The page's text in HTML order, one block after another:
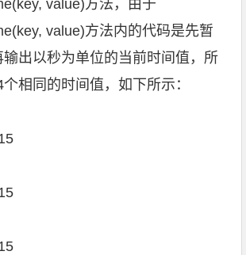
value)方法，由于
value)方法内的代码是先暂
出以秒为单位的当前时间值，所
相同的时间值，如下所示：